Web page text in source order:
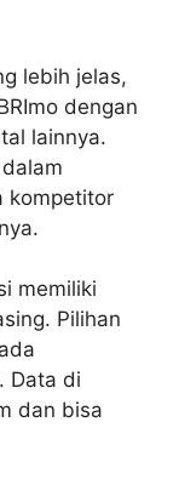
lebih jelas,
dengan
lainnya.
kompetitor
memiliki
Pilihan
Data di
dan bisa